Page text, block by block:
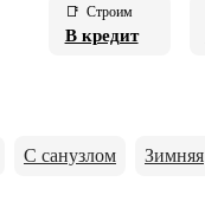
📑 Строим
В кредит
С санузлом Зимняя